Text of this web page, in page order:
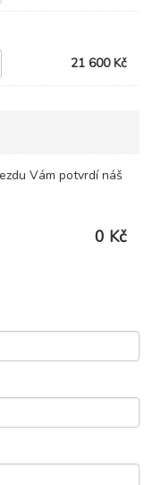
21 600 Kč
Vám potvrdí náš
0 Kč